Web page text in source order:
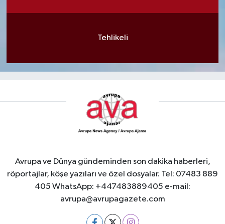
Tehlikeli
Avrupa ve Dünya gündeminden son dakika haberleri,
röportajlar, köşe yazıları ve özel dosyalar. Tel: 07483 889
405 WhatsApp: +447483889405 e-mail:
avrupa@avrupagazete.com